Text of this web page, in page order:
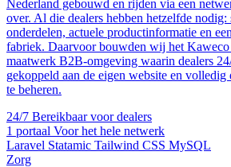
Nederland gebouwd en rijden via een
over. Al die dealers hebben hetzelfde nodig:
onderdelen, actuele productinformatie en
fabriek. Daarvoor bouwden wij het Kaweco
maatwerk B2B-omgeving waarin dealers
gekoppeld aan de eigen website en
te beheren.
24/7 Bereikbaar voor dealers
1 portaal Voor het hele netwerk
Laravel Statamic Tailwind CSS MySQL
Zorg